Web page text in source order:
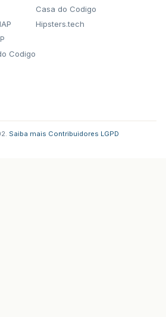
Codigo
Casa do Codigo
Hipsters.tech
Saiba mais Contribuidores LGPD